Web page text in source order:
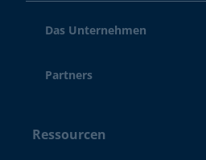
Das Unternehmen
Partners
Ressourcen